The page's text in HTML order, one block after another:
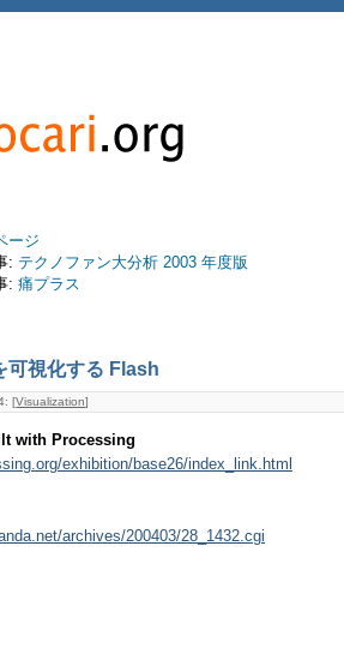
ージ
: テクノファン大分析 2003 年度版
: 痛プラス
可視化する Flash
[Visualization]
with Processing
exhibition/base26/index_link.html
archives/200403/28_1432.cgi